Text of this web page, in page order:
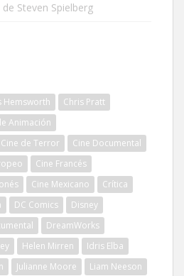
Steven Spielberg
Hemsworth
Chris Pratt
Animación
Cine de Terror
Cine Documental
Cine Francés
Cine Mexicano
Crítica
DC Comics
Disney
DreamWorks
Helen Mirren
Idris Elba
Julianne Moore
Liam Neeson